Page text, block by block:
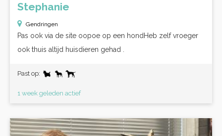
Stephanie
Gendringen
Pas ook via de site oopoe op een hondHeb zelf vroeger
ook thuis altijd huisdieren gehad .
Past op:
1 week geleden actief